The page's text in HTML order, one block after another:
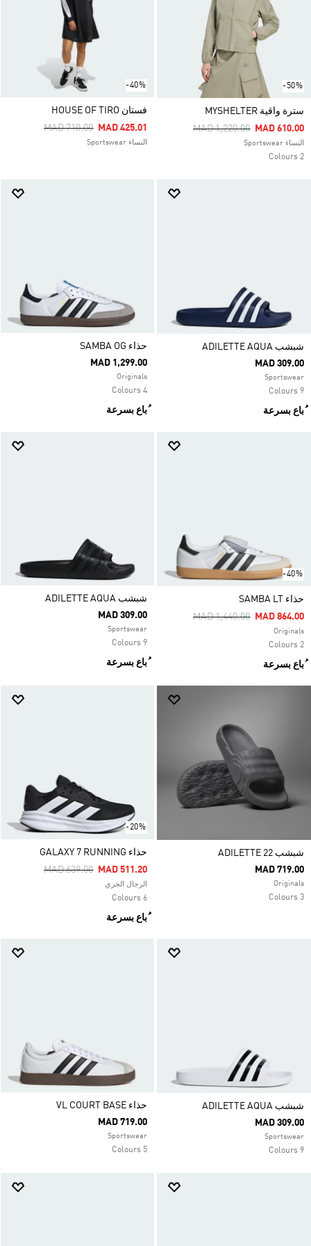
-50%
سترة واقية MYSHELTER
Price Reduced From
MAD 1,220.00ToMAD 610.00
النساء Sportswear
2 Colours
-40%
فستان HOUSE OF TIRO
Price Reduced From
MAD 710.00ToMAD 425.01
النساء Sportswear
شبشب ADILETTE AQUA
MAD 309.00
Sportswear
9 Colours
ُباع بسرعة
حذاء SAMBA OG
MAD 1,299.00
Originals
4 Colours
ُباع بسرعة
-40%
حذاء SAMBA LT
Price Reduced From
MAD 1,440.00ToMAD 864.00
Originals
2 Colours
ُباع بسرعة
شبشب ADILETTE AQUA
MAD 309.00
Sportswear
9 Colours
ُباع بسرعة
شبشب ADILETTE 22
MAD 719.00
Originals
3 Colours
-20%
حذاء GALAXY 7 RUNNING
Price Reduced From
MAD 639.00ToMAD 511.20
الرجال الجري
6 Colours
ُباع بسرعة
شبشب ADILETTE AQUA
MAD 309.00
Sportswear
9 Colours
حذاء VL COURT BASE
MAD 719.00
Sportswear
5 Colours